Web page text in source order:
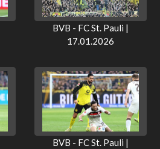
BVB - FC St. Pauli |
17.01.2026
BVB - FC St. Pauli |